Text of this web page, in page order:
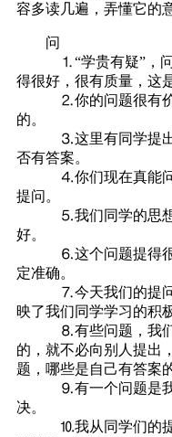
容多读几遍，弄懂它的
问
⒈“学贵有疑”，问题
得很好，很有质量，这
⒉你的问题很有价
的。
⒊这里有同学提出了
否有答案。
⒋你们现在真能问，
提问。
⒌我们同学的思想变
好。
⒍这个问题提得很有
定准确。
⒎今天我们的提问已
映了我们同学学习的积
⒏有些问题，我们
的，就不必向别人提出
题，哪些是自己有答案
⒐有一个问题是我要
决。
⒑我从同学们的提问